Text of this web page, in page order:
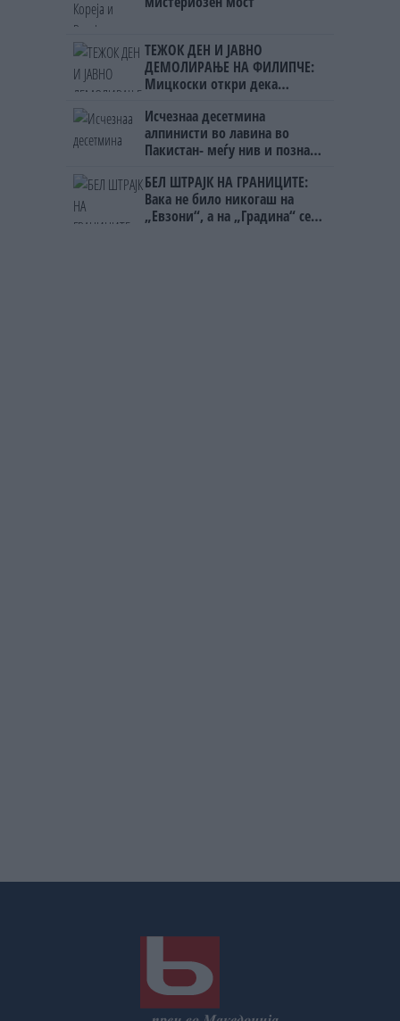
ТЕЖОК ДЕН И ЈАВНО
ДЕМОЛИРАЊЕ НА ФИЛИПЧЕ:
Мицкоски откри дека
ништо, освен за кеш
Исчезнаа десетмина
алпинисти во лавина во
Пакистан- меѓу нив и познат
БЕЛ ШТРАЈК НА ГРАНИЦИТЕ:
Вака не било никогаш на
„Евзони“, а на „Градина“ се